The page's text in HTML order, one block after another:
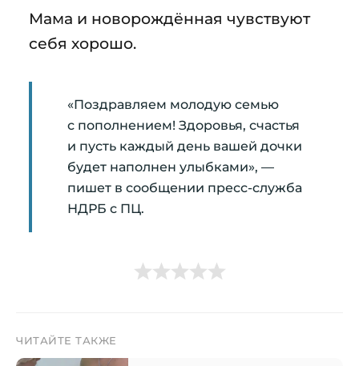
Мама и новорождённая чувствуют
себя хорошо.
«Поздравляем молодую семью
с пополнением! Здоровья, счастья
и пусть каждый день вашей дочки
будет наполнен улыбками», —
пишет в сообщении пресс-служба
НДРБ с ПЦ.
ЧИТАЙТЕ ТАКЖЕ